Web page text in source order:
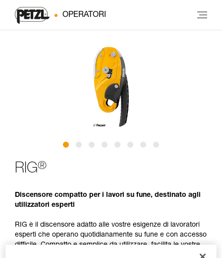
OPERATORI
RIG®
Discensore compatto per i lavori su fune, destinato agli
utilizzatori esperti
RIG è il discensore adatto alle vostre esigenze di lavoratori
esperti che operano quotidianamente su fune e con accesso
difficile. Compatto e semplice da utilizzare, facilita le vostre